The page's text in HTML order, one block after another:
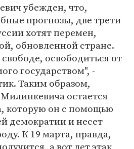
убежден, что,
прогнозы, две трети
хотят перемен,
обновленной стране.
освободиться от
государством", -
Таким образом,
остается
которую он с помощью
демократии и несет
К 19 марта, правда,